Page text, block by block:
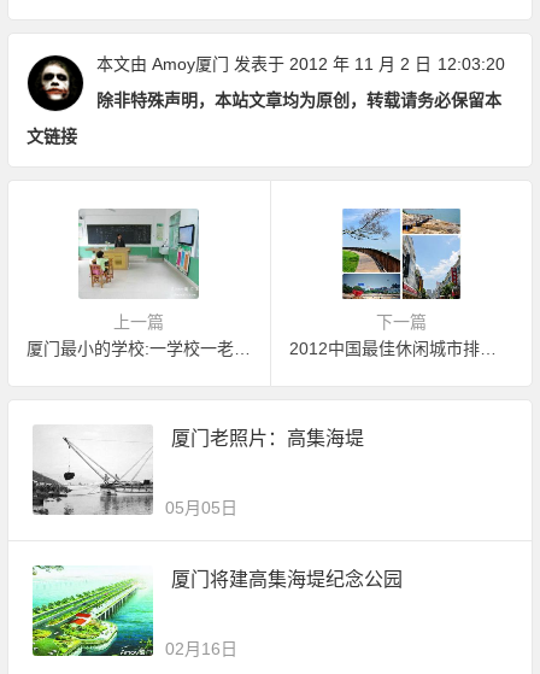
本文由 Amoy厦门 发表于 2012 年 11 月 2 日 12:03:20
除非特殊声明，本站文章均为原创，转载请务必保留本
文链接
上一篇
厦门最小的学校:一学校一老师一学生
下一篇
2012中国最佳休闲城市排行：厦门第六
厦门老照片：高集海堤
05月05日
厦门将建高集海堤纪念公园
02月16日